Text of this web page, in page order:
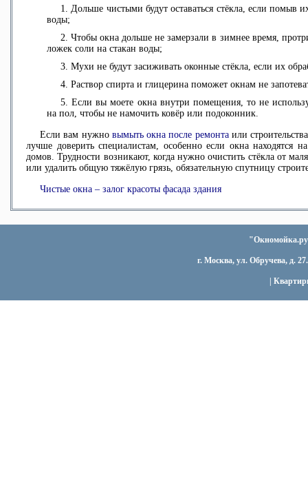
Дольше чистыми будут оставаться стёкла, если помыв
воды;
Чтобы окна дольше не замерзали в зимнее время,
ложек соли на стакан воды;
Мухи не будут засиживать оконные стёкла, если их
Раствор спирта и глицерина поможет окнам не
Если вы моете окна внутри помещения, то не
на пол, чтобы не намочить ковёр или подоконник.
Если вам нужно вымыть окна после ремонтаили
лучше доверить специалистам, особенно если окна находятся
домов. Трудности возникают, когда нужно очистить стёкла от
или удалить общую тяжёлую грязь, обязательную спутницу
Чистые окна – залог красоты фасада здания
г. Москва, ул. Обручева, д.